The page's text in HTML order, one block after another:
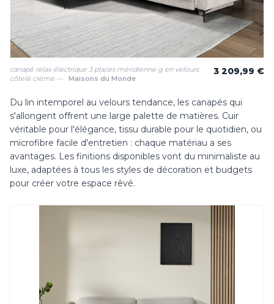
canapé relax électrique 3 places méridienne g en velours
côtelé crème —
Maisons du Monde
3 209,99 €
Du lin intemporel au velours tendance, les canapés qui
s'allongent offrent une large palette de matières. Cuir
véritable pour l'élégance, tissu durable pour le quotidien, ou
microfibre facile d'entretien : chaque matériau a ses
avantages. Les finitions disponibles vont du minimaliste au
luxe, adaptées à tous les styles de décoration et budgets
pour créer votre espace rêvé.